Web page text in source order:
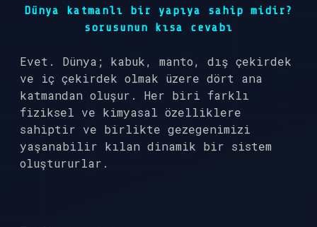
Dünya katmanlı bir yapıya sahip midir?
sorusunun kısa cevabı
Evet. Dünya; kabuk, manto, dış çekirdek
ve iç çekirdek olmak üzere dört ana
katmandan oluşur. Her biri farklı
fiziksel ve kimyasal özelliklere
sahiptir ve birlikte gezegenimizi
yaşanabilir kılan dinamik bir sistem
oluştururlar.